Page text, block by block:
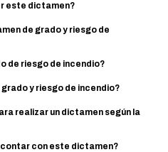
este dictamen?
de grado y riesgo de
de riesgo de incendio?
y riesgo de incendio?
realizar un dictamen según la
con este dictamen?